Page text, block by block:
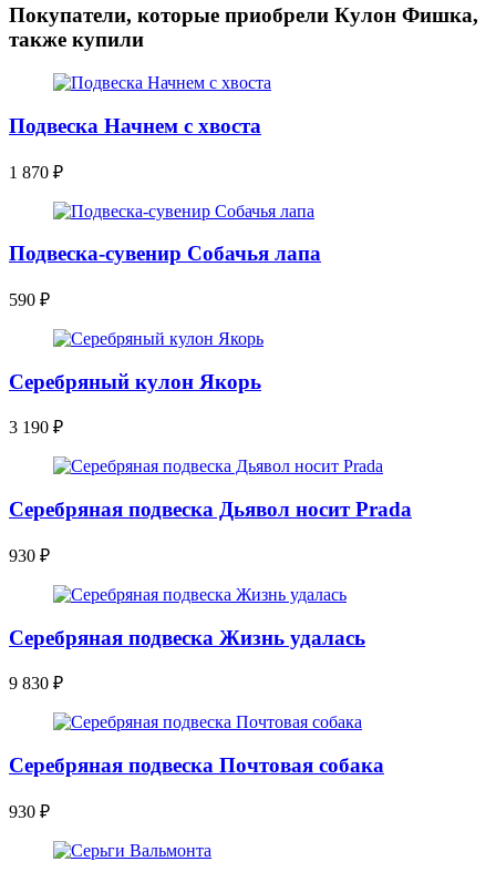
Покупатели, которые приобрели Кулон Фишка,
также купили
Подвеска Начнем с хвоста
1 870 ₽
Подвеска-сувенир Собачья лапа
590 ₽
Серебряный кулон Якорь
3 190 ₽
Серебряная подвеска Дьявол носит Prada
930 ₽
Серебряная подвеска Жизнь удалась
9 830 ₽
Серебряная подвеска Почтовая собака
930 ₽